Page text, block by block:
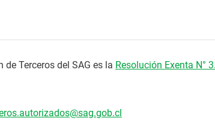
Terceros del SAG es la Resolución Exenta N°